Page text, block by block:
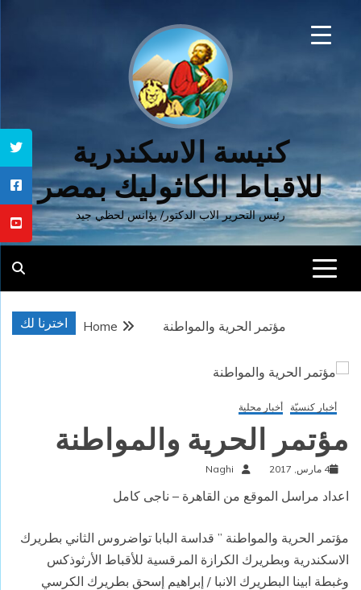
كنيسة الاسكندرية
للاقباط الكاثوليك بمصر
رئيس التحرير الاب الدكتور/ يؤانس لحظي جيد
اخترنا لك Home مؤتمر الحرية والمواطنة
أخبار كنسيّة أخبار محلية
مؤتمر الحرية والمواطنة
4 مارس, 2017 Naghi
اعداد مراسل الموقع من القاهرة – ناجى كامل
مؤتمر الحرية والمواطنة ” قداسة البابا تواضروس الثاني بطريرك
الاسكندرية وبطريرك الكرازة المرقسية للأقباط الأرثوذكس
وغبطة ابينا البطريرك الانبا / إبراهيم إسحق بطريرك الكرسي